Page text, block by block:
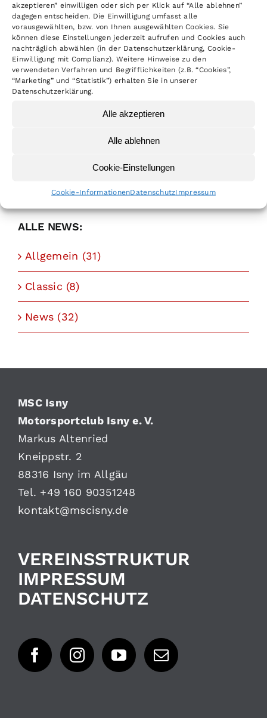
akzeptieren” einwilligen oder sich per Klick auf “Alle ablehnen”
dagegen entscheiden. Die Einwilligung umfasst alle
vorausgewählten, bzw. von Ihnen ausgewählten Cookies. Sie
können diese Einstellungen jederzeit aufrufen und Cookies auch
nachträglich abwählen (in der Datenschutzerklärung, Cookie-
Einwilligung mit Complianz). Weitere Hinweise zu den
verwendeten Verfahren und Begrifflichkeiten (z.B. “Cookies”,
“Marketing” und “Statistik”) erhalten Sie in unserer
Datenschutzerklärung.
Alle akzeptieren
Alle ablehnen
Cookie-Einstellungen
Cookie-InformationenDatenschutzImpressum
Bericht zur Classic 2013 in der
Schwäbischen Zeitung (271 KB)
Facebook
WhatsApp
ALLE NEWS:
Allgemein (31)
Classic (8)
News (32)
MSC Isny
Motorsportclub Isny e. V.
Markus Altenried
Kneippstr. 2
88316 Isny im Allgäu
Tel. +49 160 90351248
kontakt@mscisny.de
VEREINSSTRUKTUR
IMPRESSUM
DATENSCHUTZ